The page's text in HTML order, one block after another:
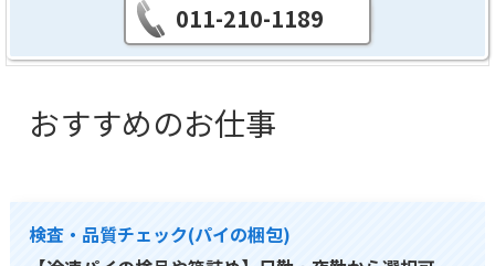
011-210-1189
おすすめのお仕事
検査・品質チェック(パイの梱包)